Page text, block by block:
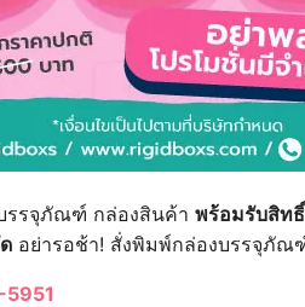
รรจุภัณฑ์ กล่องสินค้า พร้อมรับสิท
อย่ารอช้า! สั่งพิมพ์กล่องบรรจุภัณ